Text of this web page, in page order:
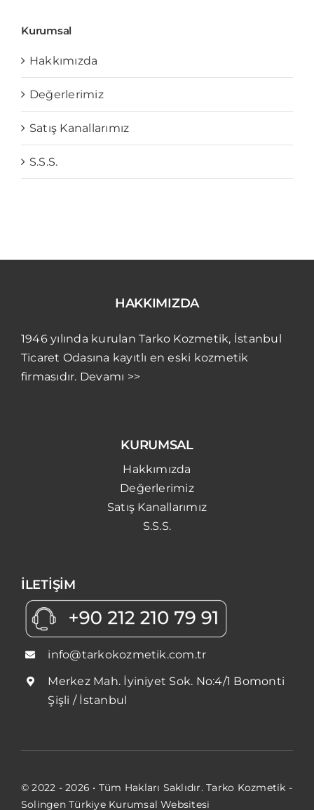
Kurumsal
Hakkımızda
Değerlerimiz
Satış Kanallarımız
S.S.S.
HAKKIMIZDA
1946 yılında kurulan Tarko Kozmetik, İstanbul
Ticaret Odasına kayıtlı en eski kozmetik
firmasıdır. Devamı >>
KURUMSAL
Hakkımızda
Değerlerimiz
Satış Kanallarımız
S.S.S.
İLETİŞİM
info@tarkokozmetik.com.tr
Merkez Mah. İyiniyet Sok. No:4/1 Bomonti
Şişli / İstanbul
© 2022 - 2026 • Tüm Hakları Saklıdır. Tarko Kozmetik -
Solingen Türkiye Kurumsal Websitesi